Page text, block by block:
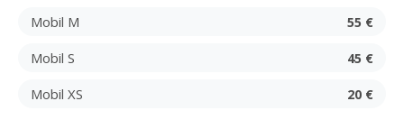
Mobil M 55 €
Mobil S 45 €
Mobil XS 20 €